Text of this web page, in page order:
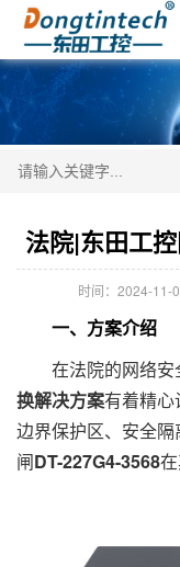
法院|东田工
时间：2024-11-
一、方案介绍
在法院的网络安
换解决方案有着精心
边界保护区、安全
闸DT-227G4-3568